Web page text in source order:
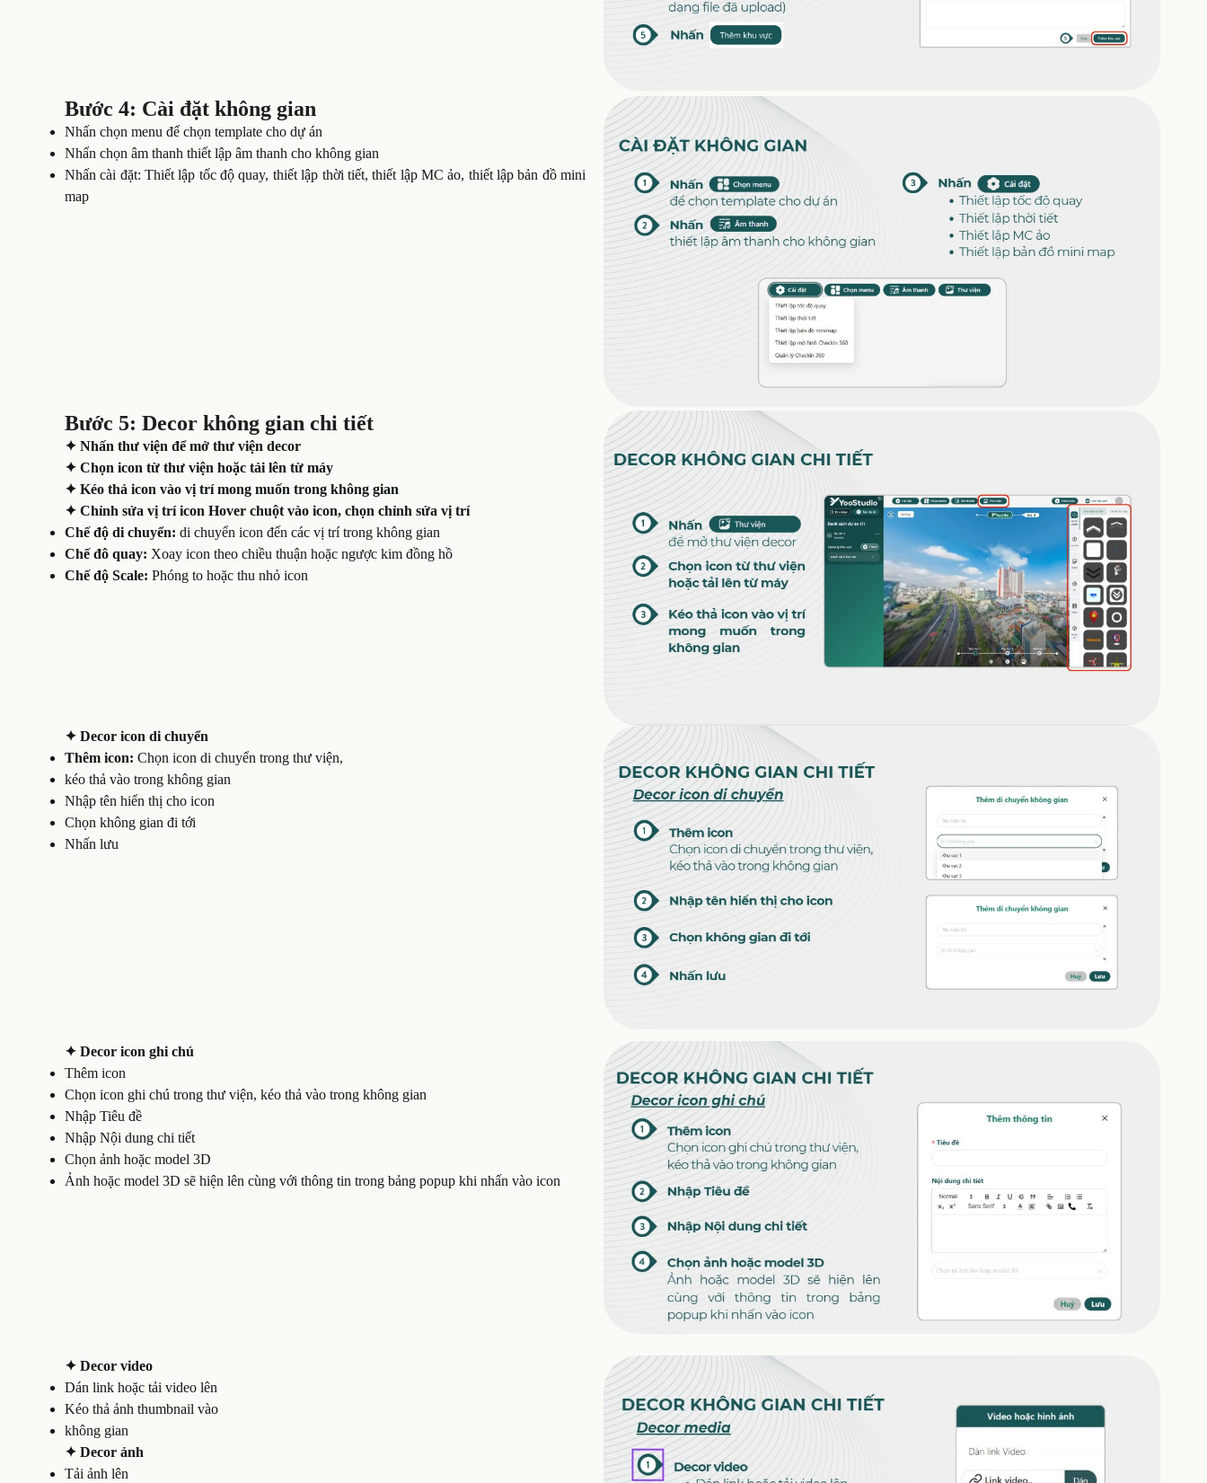
Bước 4: Cài đặt không gian
Nhấn chọn menu để chọn template cho dự án
Nhấn chọn âm thanh thiết lập âm thanh cho không gian
Nhấn cài đặt: Thiết lập tốc độ quay, thiết lập thời tiết, thiết lập MC ảo, thiết lập bản đồ mini
map
Bước 5: Decor không gian chi tiết
✦ Nhấn thư viện để mở thư viện decor
✦ Chọn icon từ thư viện hoặc tải lên từ máy
✦ Kéo thả icon vào vị trí mong muốn trong không gian
✦ Chỉnh sửa vị trí icon Hover chuột vào icon, chọn chỉnh sửa vị trí
Chế độ di chuyển: di chuyển icon đến các vị trí trong không gian
Chế đô quay: Xoay icon theo chiều thuận hoặc ngược kim đồng hồ
Chế độ Scale: Phóng to hoặc thu nhỏ icon
✦ Decor icon di chuyển
Thêm icon: Chọn icon di chuyển trong thư viện,
kéo thả vào trong không gian
Nhập tên hiển thị cho icon
Chọn không gian đi tới
Nhấn lưu
✦ Decor icon ghi chú
Thêm icon
Chọn icon ghi chú trong thư viện, kéo thả vào trong không gian
Nhập Tiêu đề
Nhập Nội dung chi tiết
Chọn ảnh hoặc model 3D
Ảnh hoặc model 3D sẽ hiện lên cùng với thông tin trong bảng popup khi nhấn vào icon
✦ Decor video
Dán link hoặc tải video lên
Kéo thả ảnh thumbnail vào
không gian
✦ Decor ảnh
Tải ảnh lên